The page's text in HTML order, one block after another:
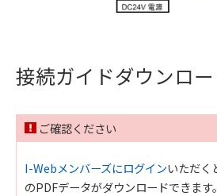
接続ガイドダウンロ
ご確認ください
I-Webメンバーズにログインいただく
のPDFデータがダウンロードできます。